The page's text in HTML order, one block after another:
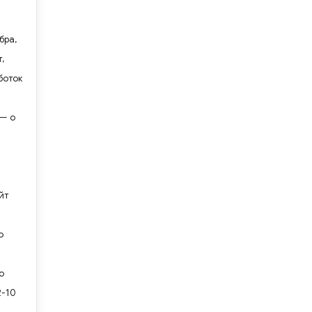
— о
10